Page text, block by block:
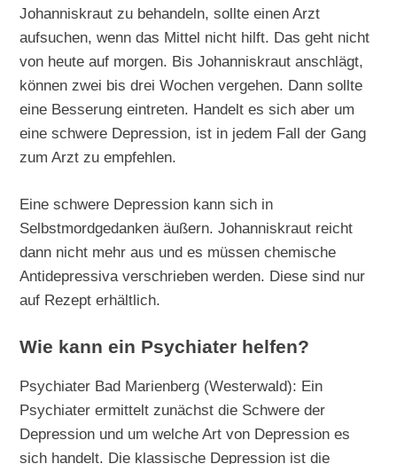
Johanniskraut zu behandeln, sollte einen Arzt
aufsuchen, wenn das Mittel nicht hilft. Das geht nicht
von heute auf morgen. Bis Johanniskraut anschlägt,
können zwei bis drei Wochen vergehen. Dann sollte
eine Besserung eintreten. Handelt es sich aber um
eine schwere Depression, ist in jedem Fall der Gang
zum Arzt zu empfehlen.
Eine schwere Depression kann sich in
Selbstmordgedanken äußern. Johanniskraut reicht
dann nicht mehr aus und es müssen chemische
Antidepressiva verschrieben werden. Diese sind nur
auf Rezept erhältlich.
Wie kann ein Psychiater helfen?
Psychiater Bad Marienberg (Westerwald): Ein
Psychiater ermittelt zunächst die Schwere der
Depression und um welche Art von Depression es
sich handelt. Die klassische Depression ist die